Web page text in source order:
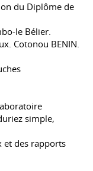
du Diplôme de
le Bélier.
Cotonou BENIN.
simple,
et des rapports